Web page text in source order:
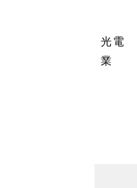
光電
業